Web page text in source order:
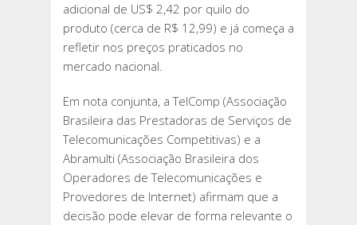
adicional de US$ 2,42 por quilo do
produto (cerca de R$ 12,99) e já começa a
refletir nos preços praticados no
mercado nacional.
Em nota conjunta, a TelComp (Associação
Brasileira das Prestadoras de Serviços de
Telecomunicações Competitivas) e a
Abramulti (Associação Brasileira dos
Operadores de Telecomunicações e
Provedores de Internet) afirmam que a
decisão pode elevar de forma relevante o